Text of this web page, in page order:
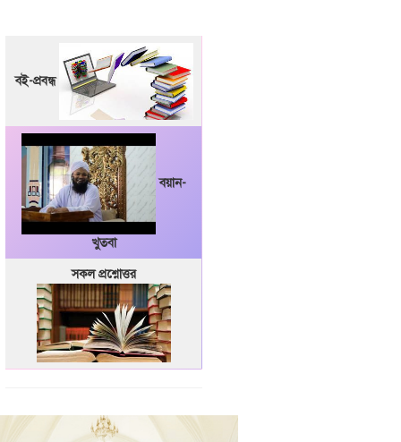
বই-প্রবন্ধ
বয়ান-
খুতবা
সকল প্রশ্নোত্তর